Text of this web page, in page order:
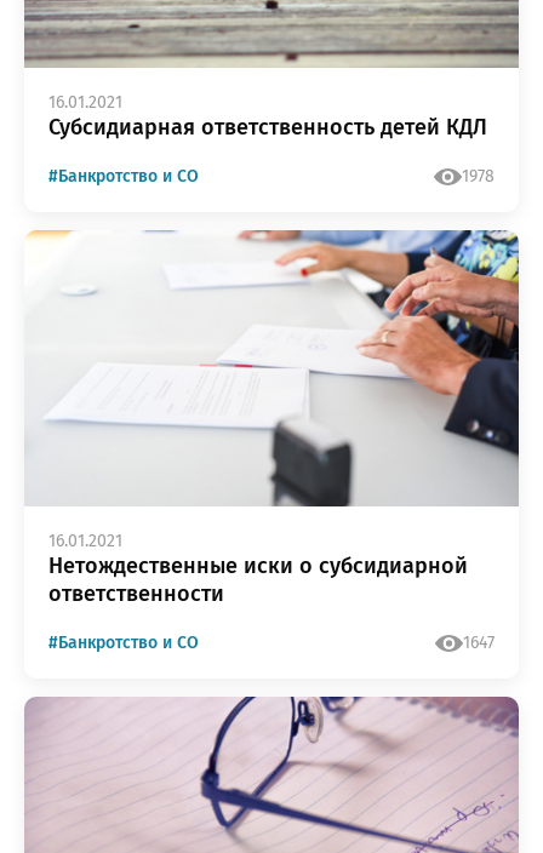
16.01.2021
Субсидиарная ответственность детей КДЛ
#Банкротство и СО 1978
16.01.2021
Нетождественные иски о субсидиарной
ответственности
#Банкротство и СО 1647
кнопку “Отправить”, вы даетесогласиена
персональных данных на основанииПолитики
конфиденциальности.